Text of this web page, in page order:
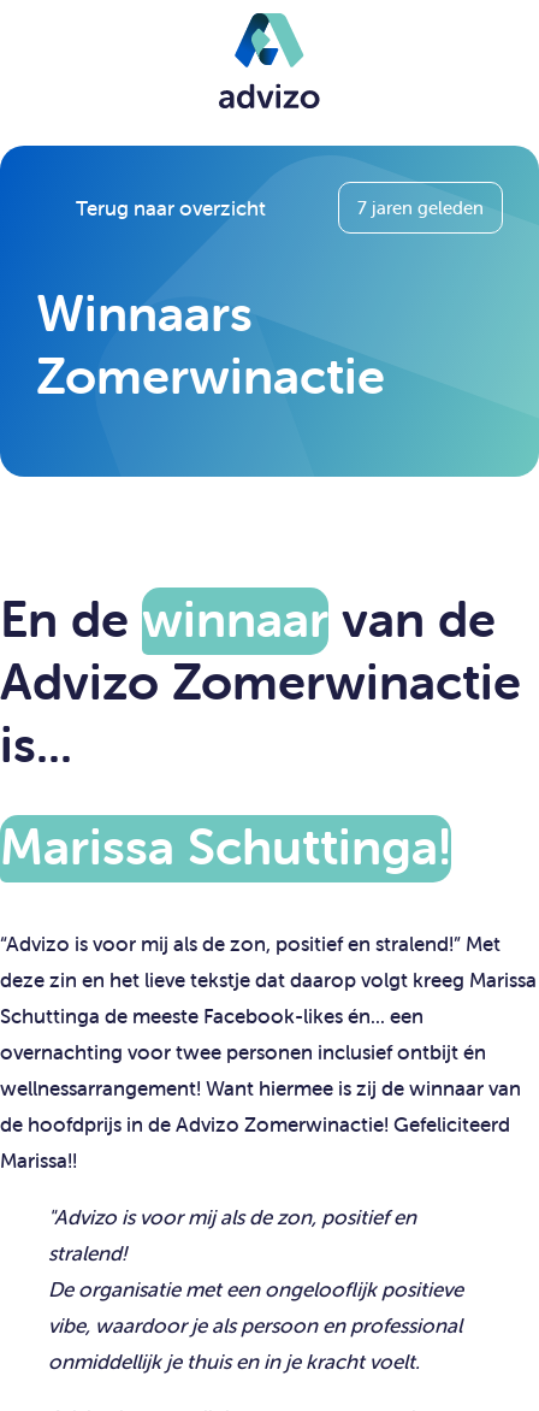
Terug naar overzicht 7 jaren geleden
Winnaars
Zomerwinactie
En de winnaar van de
Advizo Zomerwinactie
is...
Marissa Schuttinga!
“Advizo is voor mij als de zon, positief en stralend!” Met
deze zin en het lieve tekstje dat daarop volgt kreeg Marissa
Schuttinga de meeste Facebook-likes én... een
overnachting voor twee personen inclusief ontbijt én
wellnessarrangement! Want hiermee is zij de winnaar van
de hoofdprijs in de Advizo Zomerwinactie! Gefeliciteerd
Marissa!!
"Advizo is voor mij als de zon, positief en
stralend!
De organisatie met een ongelooflijk positieve
vibe, waardoor je als persoon en professional
onmiddellijk je thuis en in je kracht voelt.